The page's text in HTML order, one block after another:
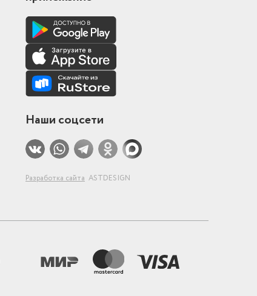
Наши соцсети
Разработка сайта ASTDESIGN